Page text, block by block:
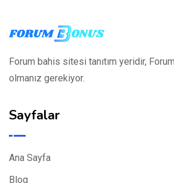
Forum bahis sitesi tanıtım yeridir,
olmanız gerekiyor.
Sayfalar
Ana Sayfa
Blog